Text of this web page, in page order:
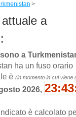
>
a
a
ha un fuso orario
è (in momento in cui viene
2026,
è calcolato